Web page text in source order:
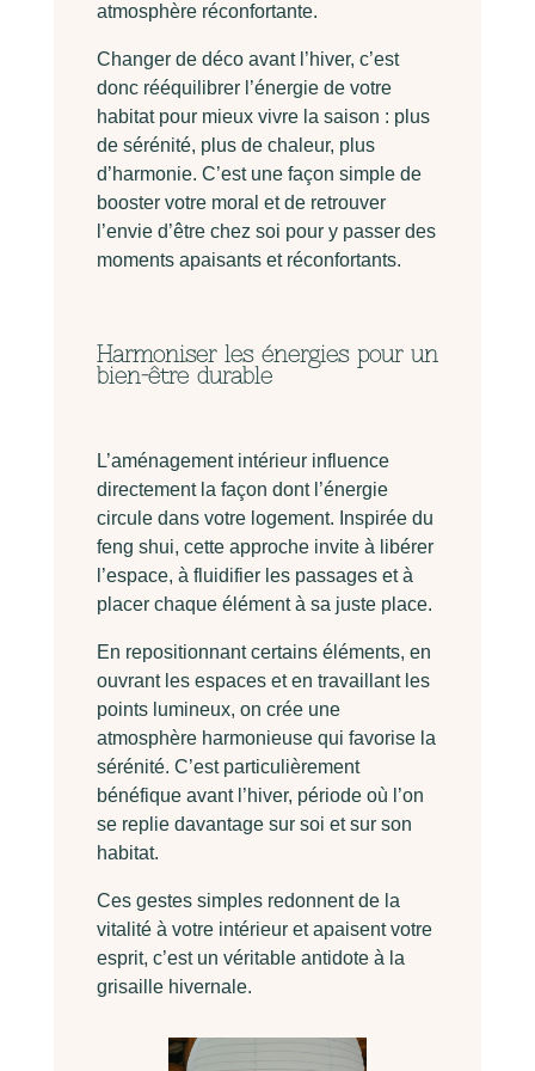
atmosphère réconfortante.
Changer de déco avant l’hiver, c’est
donc rééquilibrer l’énergie de votre
habitat pour mieux vivre la saison : plus
de sérénité, plus de chaleur, plus
d’harmonie. C’est une façon simple de
booster votre moral et de retrouver
l’envie d’être chez soi pour y passer des
moments apaisants et réconfortants.
Harmoniser les énergies pour un
bien-être durable
L’aménagement intérieur influence
directement la façon dont l’énergie
circule dans votre logement. Inspirée du
feng shui, cette approche invite à libérer
l’espace, à fluidifier les passages et à
placer chaque élément à sa juste place.
En repositionnant certains éléments, en
ouvrant les espaces et en travaillant les
points lumineux, on crée une
atmosphère harmonieuse qui favorise la
sérénité. C’est particulièrement
bénéfique avant l’hiver, période où l’on
se replie davantage sur soi et sur son
habitat.
Ces gestes simples redonnent de la
vitalité à votre intérieur et apaisent votre
esprit, c’est un véritable antidote à la
grisaille hivernale.